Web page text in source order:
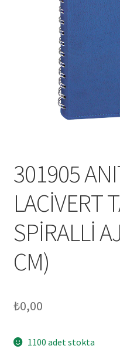
Mesafeli Satış Sözleşmesi
Mesafeli Satış Sözleşmesi
301905
LACİVERT
SPİRALLİ
CM)
₺0,00
1100 adet stokta